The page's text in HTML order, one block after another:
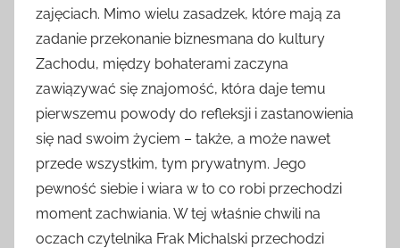
zajęciach. Mimo wielu zasadzek, które mają za
zadanie przekonanie biznesmana do kultury
Zachodu, między bohaterami zaczyna
zawiązywać się znajomość, która daje temu
pierwszemu powody do refleksji i zastanowienia
się nad swoim życiem – także, a może nawet
przede wszystkim, tym prywatnym. Jego
pewność siebie i wiara w to co robi przechodzi
moment zachwiania. W tej właśnie chwili na
oczach czytelnika Frak Michalski przechodzi